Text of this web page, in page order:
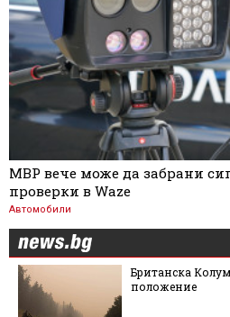
МВР вече може да забрани
проверки в Waze
Автомобили
Британска
положение